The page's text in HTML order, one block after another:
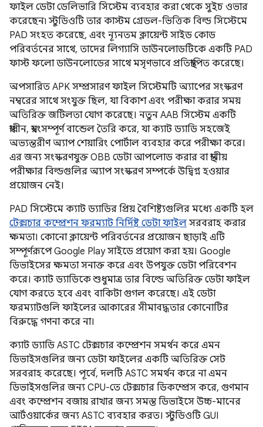
ফাইল ডেটা ডেলিভারি সিস্টেম ব্যবহার করা থেকে সুইচ ওভার
করেছেন৷ স্টুডিওটি তার কাস্টম গ্রেডল-ভিত্তিক বিল্ড সিস্টেমে
PAD সংহত করেছে, এবং ন্যূনতম ক্লায়েন্ট সাইড কোড
পরিবর্তনের সাথে, তাদের লিগ্যাসি ডাউনলোডটিকে একটি PAD
ফাস্ট ফলো ডাউনলোডের সাথে মসৃণভাবে প্রতিস্থাপিত করেছে।
অপসারিত APK সম্প্রসারণ ফাইল সিস্টেমটি অ্যাপের সংস্করণ
নম্বরের সাথে সংযুক্ত ছিল, যা বিকাশ এবং পরীক্ষা করার সময়
অতিরিক্ত জটিলতা যোগ করেছে। নতুন AAB সিস্টেম একটি
স্বাধীন, স্বয়ংসম্পূর্ণ বান্ডেল তৈরি করে, যা ক্যাট ড্যাডি সহজেই
অভ্যন্তরীণ অ্যাপ শেয়ারিং পোর্টাল ব্যবহার করে পরীক্ষা করে।
এর জন্য সংস্করণযুক্ত OBB ডেটা আপলোড করার বা স্থানীয়
পরীক্ষার বিল্ডগুলির অ্যাপ সংস্করণ সম্পর্কে উদ্বিগ্ন হওয়ার
প্রয়োজন নেই।
PAD সিস্টেমে ক্যাট ড্যাডির প্রিয় বৈশিষ্ট্যগুলির মধ্যে একটি হল
টেক্সচার কম্প্রেশন ফরম্যাট নির্দিষ্ট ডেটা ফাইল সরবরাহ করার
ক্ষমতা। কোনো ক্লায়েন্ট পরিবর্তনের প্রয়োজন ছাড়াই এটি
সম্পূর্ণরূপে Google Play সাইডে প্রয়োগ করা হয়। Google
ডিভাইসের ক্ষমতা সনাক্ত করে এবং উপযুক্ত ডেটা পরিবেশন
করে। ক্যাট ড্যাডিকে শুধুমাত্র তার বিল্ডে অতিরিক্ত ডেটা ফাইল
যোগ করতে হবে এবং বাকিটা গুগল করেছে। এই ডেটা
ফরম্যাটগুলি ফাইলের আকারের সীমাবদ্ধতার কোনোটির
বিরুদ্ধে গণনা করে না।
ক্যাট ড্যাডি ASTC টেক্সচার কম্প্রেশন সমর্থন করে এমন
ডিভাইসগুলির জন্য ডেটা ফাইলের একটি অতিরিক্ত সেট
সরবরাহ করেছে। পূর্বে, দলটি ASTC সমর্থন করে না এমন
ডিভাইসগুলির জন্য CPU-তে টেক্সচার ডিকম্প্রেস করে, গুণমান
এবং কম্প্রেশন বজায় রাখার জন্য সমস্ত ডিভাইসে উচ্চ-মানের
আর্টওয়ার্কের জন্য ASTC ব্যবহার করত। স্টুডিওটি GUI